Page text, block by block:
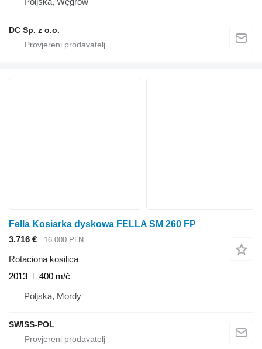
DC Sp. z o.o.
Fella Kosiarka dyskowa FELLA SM 260 FP
3.716 €
16.000 PLN
Rotaciona kosilica
2013
400 m/č
Poljska, Mordy
SWISS-POL